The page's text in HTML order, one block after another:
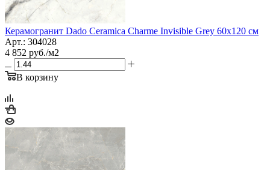
Керамогранит Dado Ceramica Charme Invisible Grey 60x120 см
Арт.: 304028
4 852 руб./м2
В корзину